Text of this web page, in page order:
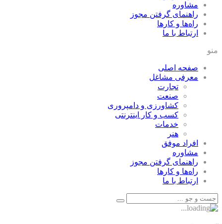
مشاوره
راهنمای گرفتن مجوز
راه‌ها و كارها
ارتباط با ما
منو
صفحه اصلی
معرفی مشاغل
تجارت
صنعت
كشاورزی و دامپروری
كسب و كار اينترنتی
خدمات
هنر
افراد موفق
مشاوره
راهنمای گرفتن مجوز
راه‌ها و كارها
ارتباط با ما